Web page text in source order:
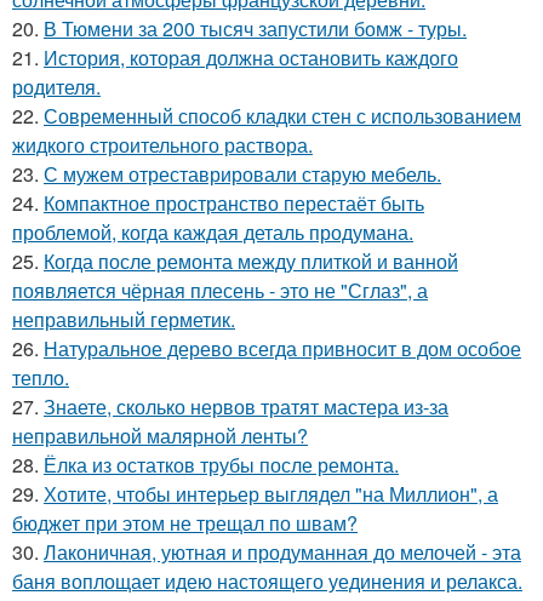
20. В Тюмени за 200 тысяч запустили бомж - туры.
21. История, которая должна остановить каждого
родителя.
22. Современный способ кладки стен с использованием
жидкого строительного раствора.
23. С мужем отреставрировали старую мебель.
24. Компактное пространство перестаёт быть
проблемой, когда каждая деталь продумана.
25. Когда после ремонта между плиткой и ванной
появляется чёрная плесень - это не "Сглаз", а
неправильный герметик.
26. Натуральное дерево всегда привносит в дом особое
тепло.
27. Знаете, сколько нервов тратят мастера из-за
неправильной малярной ленты?
28. Ёлка из остатков трубы после ремонта.
29. Хотите, чтобы интерьер выглядел "на Миллион", а
бюджет при этом не трещал по швам?
30. Лаконичная, уютная и продуманная до мелочей - эта
баня воплощает идею настоящего уединения и релакса.